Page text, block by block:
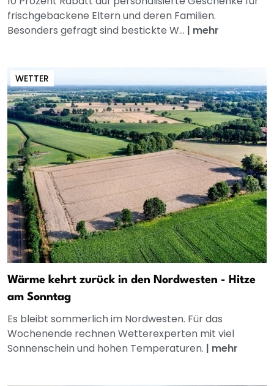
frischgebackene Eltern und deren Familien.
Besonders gefragt sind bestickte W... | mehr
WETTER
Wärme kehrt zurück in den Nordwesten - Hitze
am Sonntag
Es bleibt sommerlich im Nordwesten. Für das
Wochenende rechnen Wetterexperten mit viel
Sonnenschein und hohen Temperaturen. | mehr